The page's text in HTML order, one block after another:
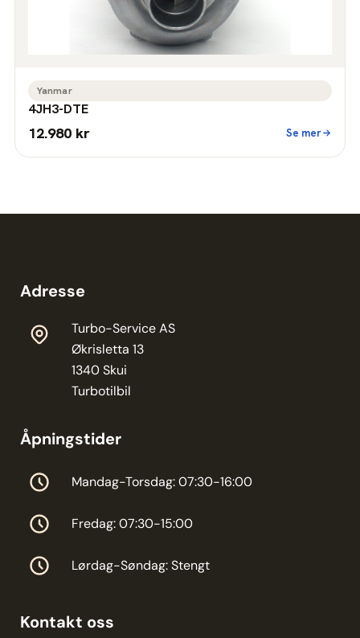
Yanmar
4JH3-DTE
12.980 kr Se mer
Adresse
Turbo-Service AS
Økrisletta 13
1340 Skui
Turbotilbil
Åpningstider
Mandag-Torsdag: 07:30-16:00
Fredag: 07:30-15:00
Lørdag-Søndag: Stengt
Kontakt oss